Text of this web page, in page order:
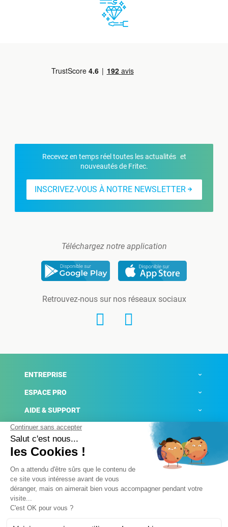
Recevez en temps réel toutes les actualités et
nouveautés de Fritec.
INSCRIVEZ-VOUS À NOTRE NEWSLETTER
Téléchargez notre application
Retrouvez-nous sur nos réseaux sociaux
ENTREPRISE
ESPACE PRO
AIDE & SUPPORT
ACTUALITÉS
Mentions légales